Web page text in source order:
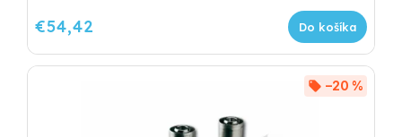
€54,42 Do košíka
–20 %